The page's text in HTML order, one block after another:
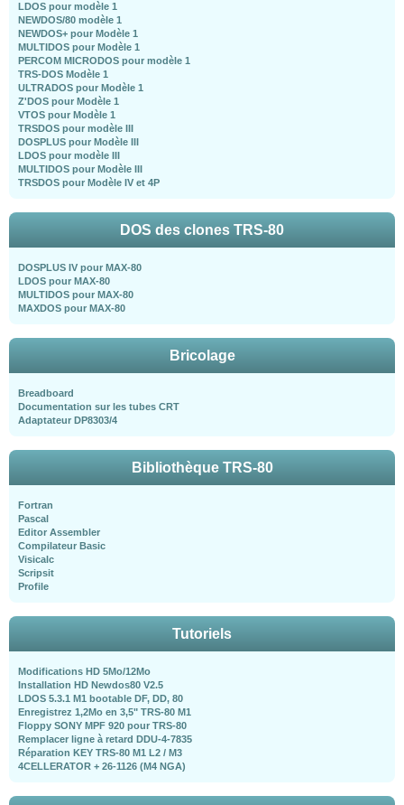
LDOS pour modèle 1
NEWDOS/80 modèle 1
NEWDOS+ pour Modèle 1
MULTIDOS pour Modèle 1
PERCOM MICRODOS pour modèle 1
TRS-DOS Modèle 1
ULTRADOS pour Modèle 1
Z'DOS pour Modèle 1
VTOS pour Modèle 1
TRSDOS pour modèle III
DOSPLUS pour Modèle III
LDOS pour modèle III
MULTIDOS pour Modèle III
TRSDOS pour Modèle IV et 4P
DOS des clones TRS-80
DOSPLUS IV pour MAX-80
LDOS pour MAX-80
MULTIDOS pour MAX-80
MAXDOS pour MAX-80
Bricolage
Breadboard
Documentation sur les tubes CRT
Adaptateur DP8303/4
Bibliothèque TRS-80
Fortran
Pascal
Editor Assembler
Compilateur Basic
Visicalc
Scripsit
Profile
Tutoriels
Modifications HD 5Mo/12Mo
Installation HD Newdos80 V2.5
LDOS 5.3.1 M1 bootable DF, DD, 80
Enregistrez 1,2Mo en 3,5" TRS-80 M1
Floppy SONY MPF 920 pour TRS-80
Remplacer ligne à retard DDU-4-7835
Réparation KEY TRS-80 M1 L2 / M3
4CELLERATOR + 26-1126 (M4 NGA)